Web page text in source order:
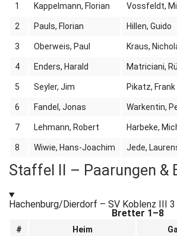
1 Kappelmann, Florian Vossfeldt,
2 Pauls, Florian Hillen, Guido
3 Oberweis, Paul Kraus,
4 Enders, Harald Matriciani,
5 Seyler, Jim Pikatz, Frank
6 Fandel, Jonas Warkentin,
7 Lehmann, Robert Harbeke,
8 Wiwie, Hans-Joachim Jede,
Staffel II – Paarungen &
Hachenburg/Dierdorf – SV Koblenz III 3
Bretter 1–8
# Heim